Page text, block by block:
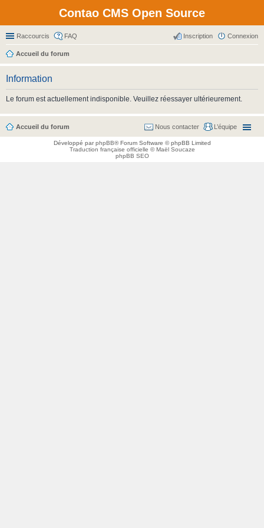
Contao CMS Open Source
Raccourcis FAQ Connexion
Inscription
Accueil du forum
Information
Le forum est actuellement indisponible. Veuillez réessayer ultérieurement.
Accueil du forum L’équipe
Nous contacter
Développé parphpBB® Forum Software © phpBB Limited
Traduction française officielle ©Maël Soucaze
phpBB SEO